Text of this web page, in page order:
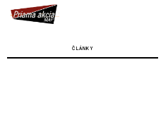
ČLÁNKY